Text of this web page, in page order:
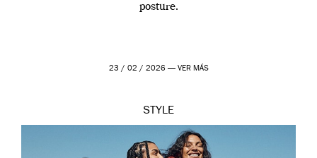
posture.
23 / 02 / 2026 — VER MÁS
STYLE